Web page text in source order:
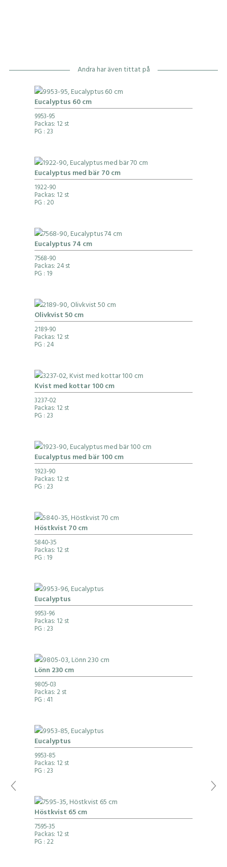
Andra har även tittat på
Eucalyptus 60 cm
9953-95
Packas: 12 st
PG : 23
Eucalyptus med bär 70 cm
1922-90
Packas: 12 st
PG : 20
Eucalyptus 74 cm
7568-90
Packas: 24 st
PG : 19
Olivkvist 50 cm
2189-90
Packas: 12 st
PG : 24
Kvist med kottar 100 cm
3237-02
Packas: 12 st
PG : 23
Eucalyptus med bär 100 cm
1923-90
Packas: 12 st
PG : 23
Höstkvist 70 cm
5840-35
Packas: 12 st
PG : 19
Eucalyptus
9953-96
Packas: 12 st
PG : 23
Lönn 230 cm
9805-03
Packas: 2 st
PG : 41
Eucalyptus
9953-85
Packas: 12 st
PG : 23
Höstkvist 65 cm
7595-35
Packas: 12 st
PG : 22